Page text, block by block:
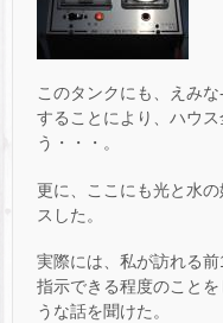
このタンクにも、えみ
することにより、ハウ
う・・・。
更に、ここにも光と水
スした。
実際には、私が訪れる
指示できる程度のこと
うな話を聞けた。